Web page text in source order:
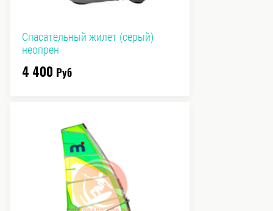
Спасательный жилет (серый)
неопрен
4 400 Руб